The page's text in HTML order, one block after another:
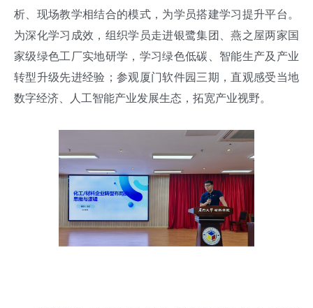
析、现场教学相结合的模式，为学员搭建学习提升平台。
为深化学习成效，组织学员走进银鹭集团、燕之屋两家国
家级绿色工厂实地研学，学习绿色低碳、智能生产及产业
转型升级先进经验；参观厦门软件园三期，直观感受当地
数字经济、人工智能产业发展生态，拓宽产业视野。